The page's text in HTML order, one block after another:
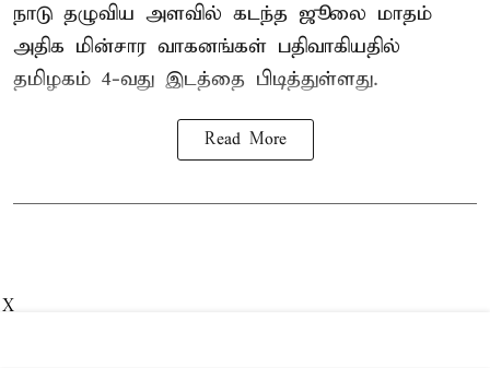
நாடு தழுவிய அளவில் கடந்த ஜூலை மாதம்
அதிக மின்சார வாகனங்கள் பதிவாகியதில்
தமிழகம் 4-வது இடத்தை பிடித்துள்ளது.
Read More
X